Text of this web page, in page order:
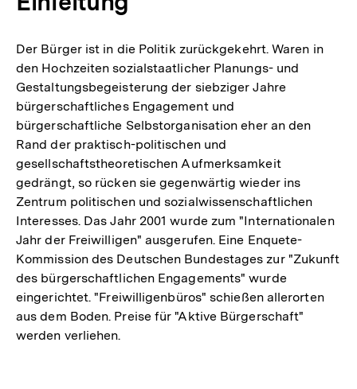
Der Bürger ist in die Politik zurückgekehrt. Waren in
den Hochzeiten sozialstaatlicher Planungs- und
Gestaltungsbegeisterung der siebziger Jahre
bürgerschaftliches Engagement und
bürgerschaftliche Selbstorganisation eher an den
Rand der praktisch-politischen und
gesellschaftstheoretischen Aufmerksamkeit
gedrängt, so rücken sie gegenwärtig wieder ins
Zentrum politischen und sozialwissenschaftlichen
Interesses. Das Jahr 2001 wurde zum "Internationalen
Jahr der Freiwilligen" ausgerufen. Eine Enquete-
Kommission des Deutschen Bundestages zur "Zukunft
des bürgerschaftlichen Engagements" wurde
eingerichtet. "Freiwilligenbüros" schießen allerorten
aus dem Boden. Preise für "Aktive Bürgerschaft"
werden verliehen.